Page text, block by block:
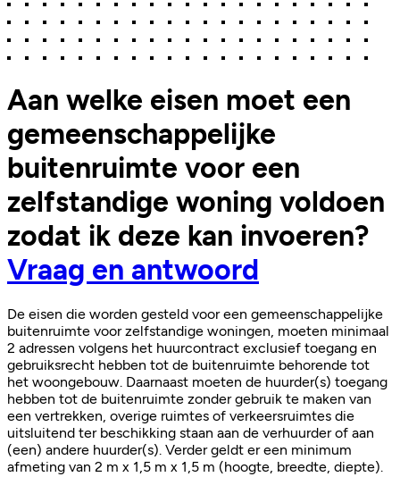
Aan welke eisen moet een
gemeenschappelijke
buitenruimte voor een
zelfstandige woning voldoen
zodat ik deze kan invoeren?
Vraag en antwoord
De eisen die worden gesteld voor een gemeenschappelijke
buitenruimte voor zelfstandige woningen, moeten minimaal
2 adressen volgens het huurcontract exclusief toegang en
gebruiksrecht hebben tot de buitenruimte behorende tot
het woongebouw. Daarnaast moeten de huurder(s) toegang
hebben tot de buitenruimte zonder gebruik te maken van
een vertrekken, overige ruimtes of verkeersruimtes die
uitsluitend ter beschikking staan aan de verhuurder of aan
(een) andere huurder(s). Verder geldt er een minimum
afmeting van 2 m x 1,5 m x 1,5 m (hoogte, breedte, diepte).